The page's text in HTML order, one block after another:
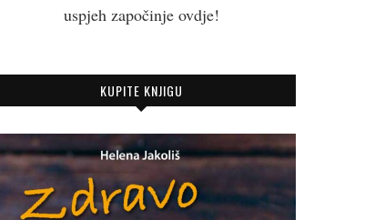
uspjeh započinje ovdje!
KUPITE KNJIGU